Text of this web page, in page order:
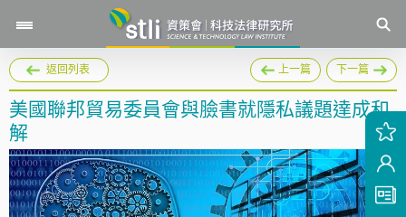
返回列表 上一篇 下一篇
美國聯邦貿易委員會與臉書就隱私議題達成和
解